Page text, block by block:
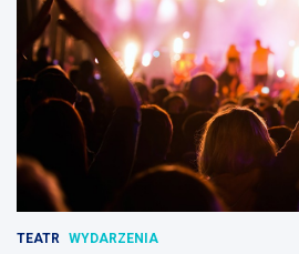
TEATR WYDARZENIA